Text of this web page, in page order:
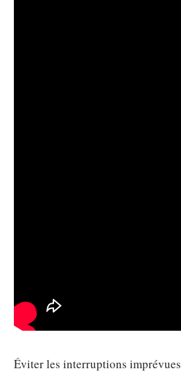
Éviter les interruptions imprévues